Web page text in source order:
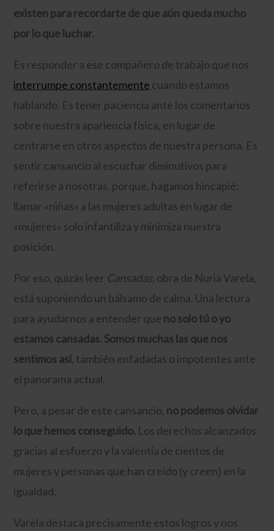
existen para recordarte de que aún queda mucho
por lo que luchar.
Es responder a ese compañero de trabajo que nos
interrumpe constantemente cuando estamos
hablando. Es tener paciencia ante los comentarios
sobre nuestra apariencia física, en lugar de
centrarse en otros aspectos de nuestra persona. Es
sentir cansancio al escuchar diminutivos para
referirse a nosotras, porque, hagamos hincapié:
llamar «niñas» a las mujeres adultas en lugar de
«mujeres» solo infantiliza y minimiza nuestra
posición.
Por eso, quizás leer Cansadas, obra de Nuria Varela,
está suponiendo un bálsamo de calma. Una lectura
para ayudarnos a entender que no solo tú o yo
estamos cansadas. Somos muchas las que nos
sentimos así, también enfadadas o impotentes ante
el panorama actual.
Pero, a pesar de este cansancio, no podemos olvidar
lo que hemos conseguido. Los derechos alcanzados
gracias al esfuerzo y la valentía de cientos de
mujeres y personas que han creído (y creen) en la
igualdad.
Varela destaca precisamente estos logros y nos